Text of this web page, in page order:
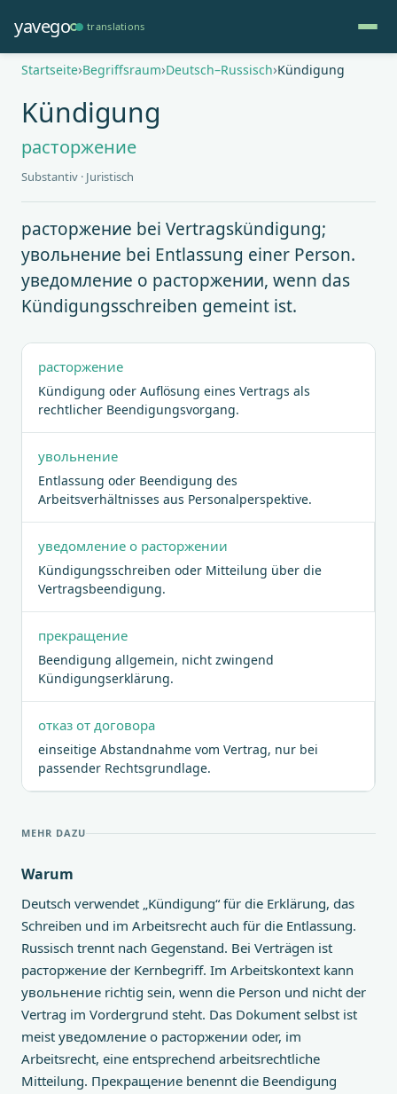
zum
Inhalt
yavego translations
Pfadnavigation
Startseite Begriffsraum Deutsch–Russisch Kündigung
Kündigung
расторжение
Substantiv · Juristisch
расторжение bei Vertragskündigung;
увольнение bei Entlassung einer Person.
уведомление о расторжении, wenn das
Kündigungsschreiben gemeint ist.
расторжение
Kündigung oder Auflösung eines Vertrags als
rechtlicher Beendigungsvorgang.
увольнение
Entlassung oder Beendigung des
Arbeitsverhältnisses aus Personalperspektive.
уведомление о расторжении
Kündigungsschreiben oder Mitteilung über die
Vertragsbeendigung.
прекращение
Beendigung allgemein, nicht zwingend
Kündigungserklärung.
отказ от договора
einseitige Abstandnahme vom Vertrag, nur bei
passender Rechtsgrundlage.
MEHR DAZU
Warum
Deutsch verwendet „Kündigung“ für die Erklärung, das
Schreiben und im Arbeitsrecht auch für die Entlassung.
Russisch trennt nach Gegenstand. Bei Verträgen ist
расторжение der Kernbegriff. Im Arbeitskontext kann
увольнение richtig sein, wenn die Person und nicht der
Vertrag im Vordergrund steht. Das Dokument selbst ist
meist уведомление о расторжении oder, im
Arbeitsrecht, eine entsprechend arbeitsrechtliche
Mitteilung. Прекращение benennt die Beendigung